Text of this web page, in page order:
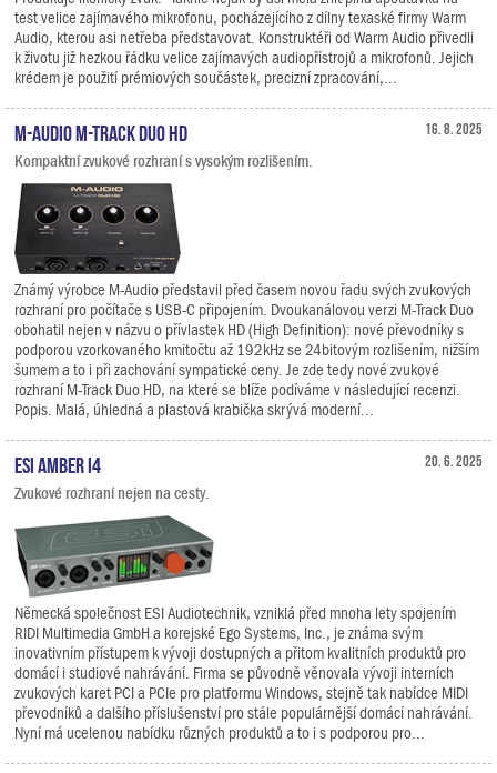
test velice zajímavého mikrofonu, pocházejícího z dílny texaské firmy Warm
Audio, kterou asi netřeba představovat. Konstruktéři od Warm Audio přivedli
k životu již hezkou řádku velice zajímavých audiopřístrojů a mikrofonů. Jejich
krédem je použití prémiových součástek, precizní zpracování,...
16. 8. 2025
M-Audio M-Track Duo HD
Kompaktní zvukové rozhraní s vysokým rozlišením.
Známý výrobce M-Audio představil před časem novou řadu svých zvukových
rozhraní pro počítače s USB-C připojením. Dvoukanálovou verzi M-Track Duo
obohatil nejen v názvu o přívlastek HD (High Definition): nové převodníky s
podporou vzorkovaného kmitočtu až 192kHz se 24bitovým rozlišením, nižším
šumem a to i při zachování sympatické ceny. Je zde tedy nové zvukové
rozhraní M-Track Duo HD, na které se blíže podíváme v následující recenzi.
Popis. Malá, úhledná a plastová krabička skrývá moderní...
20. 6. 2025
ESI Amber i4
Zvukové rozhraní nejen na cesty.
Německá společnost ESI Audiotechnik, vzniklá před mnoha lety spojením
RIDI Multimedia GmbH a korejské Ego Systems, Inc., je známa svým
inovativním přístupem k vývoji dostupných a přitom kvalitních produktů pro
domácí i studiové nahrávání. Firma se původně věnovala vývoji interních
zvukových karet PCI a PCIe pro platformu Windows, stejně tak nabídce MIDI
převodníků a dalšího příslušenství pro stále populárnější domácí nahrávání.
Nyní má ucelenou nabídku různých produktů a to i s podporou pro...